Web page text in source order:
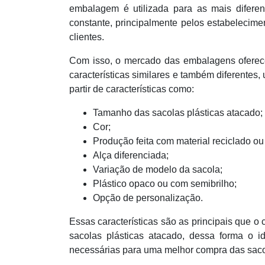
embalagem é utilizada para as mais
constante, principalmente pelos
clientes.
Com isso, o mercado das embalagens
características similares e também
partir de características como:
Tamanho das sacolas plásticas atacado;
Cor;
Produção feita com material reciclado
Alça diferenciada;
Variação de modelo da sacola;
Plástico opaco ou com semibrilho;
Opção de personalização.
Essas características são as principais que
sacolas plásticas atacado, dessa forma o
necessárias para uma melhor compra das